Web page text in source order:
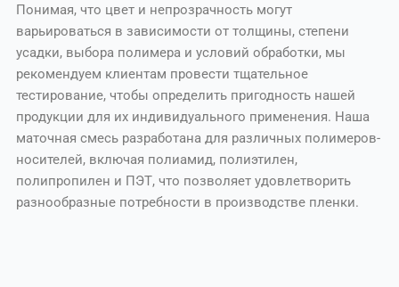
Понимая, что цвет и непрозрачность могут
варьироваться в зависимости от толщины, степени
усадки, выбора полимера и условий обработки, мы
рекомендуем клиентам провести тщательное
тестирование, чтобы определить пригодность нашей
продукции для их индивидуального применения. Наша
маточная смесь разработана для различных полимеров-
носителей, включая полиамид, полиэтилен,
полипропилен и ПЭТ, что позволяет удовлетворить
разнообразные потребности в производстве пленки.